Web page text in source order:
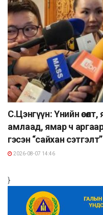
С.Цэнгүүн: Үнийн
амлаад, ямар ч
гэсэн “сайхан
2026-08-07 14:46
}